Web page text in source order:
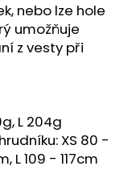
nebo lze hole
umožňuje
z vesty při
L 204g
XS 80 -
L 109 - 117cm